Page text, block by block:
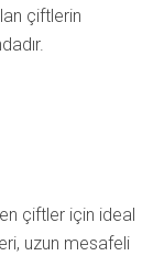
çiftlerin
çiftler için ideal
uzun mesafeli